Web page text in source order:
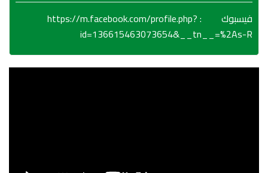
فيسبوك
:
https://m.facebook.com/profile.php?
id=136615463073654&__tn__=%2As-R